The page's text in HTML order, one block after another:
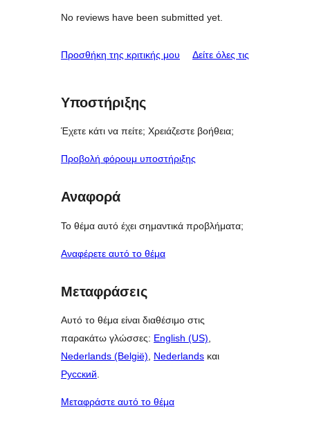
No reviews have been submitted yet.
Προσθήκη της κριτικής μου Δείτε όλες τις
Υποστήριξης
Έχετε κάτι να πείτε; Χρειάζεστε βοήθεια;
Προβολή φόρουμ υποστήριξης
Αναφορά
Το θέμα αυτό έχει σημαντικά προβλήματα;
Αναφέρετε αυτό το θέμα
Μεταφράσεις
Αυτό το θέμα είναι διαθέσιμο στις
παρακάτω γλώσσες: English (US),
Nederlands (België), Nederlands και
Русский.
Μεταφράστε αυτό το θέμα